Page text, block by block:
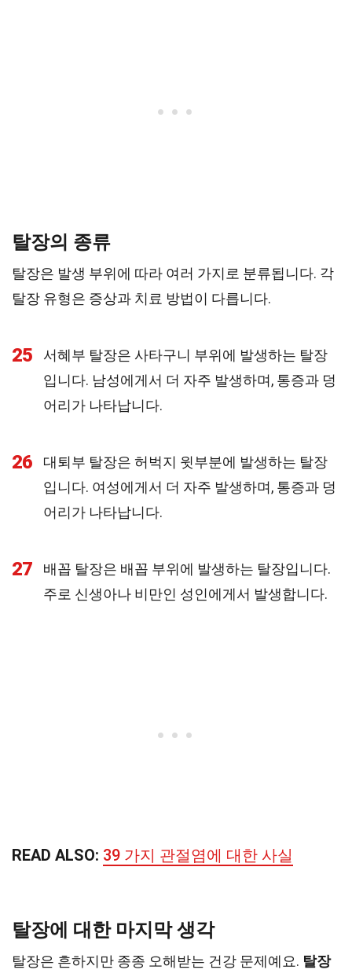
탈장의 종류
탈장은 발생 부위에 따라 여러 가지로 분류됩니다. 각
탈장 유형은 증상과 치료 방법이 다릅니다.
25
서혜부 탈장은 사타구니 부위에 발생하는 탈장
입니다. 남성에게서 더 자주 발생하며, 통증과 덩
어리가 나타납니다.
26
대퇴부 탈장은 허벅지 윗부분에 발생하는 탈장
입니다. 여성에게서 더 자주 발생하며, 통증과 덩
어리가 나타납니다.
27
배꼽 탈장은 배꼽 부위에 발생하는 탈장입니다.
주로 신생아나 비만인 성인에게서 발생합니다.
READ ALSO: 39 가지 관절염에 대한 사실
탈장에 대한 마지막 생각
탈장은 흔하지만 종종 오해받는 건강 문제예요. 탈장